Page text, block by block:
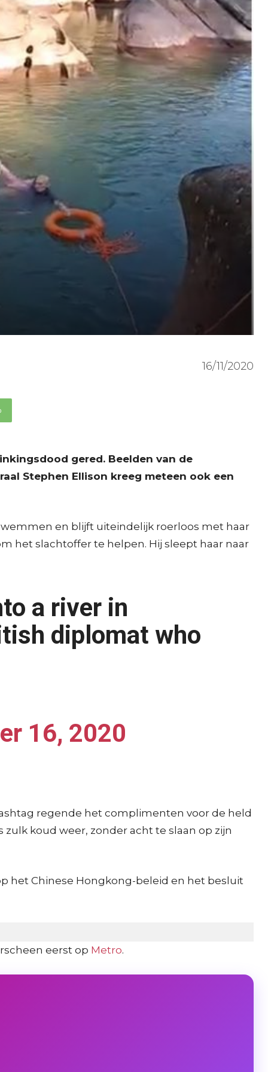
16/11/2020
gered. Beelden van de
Stephen Ellison kreeg meteen ook een
en blijft uiteindelijk roerloos met haar
het slachtoffer te helpen. Hij sleept haar naar
a river in
diplomat who
16, 2020
regende het complimenten voor de held
koud weer, zonder acht te slaan op zijn
het Chinese Hongkong-beleid en het besluit
eerst op Metro.